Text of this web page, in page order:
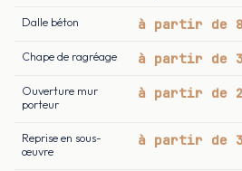
Dalle béton à partir de
Chape de ragréage à partir de
Ouverture mur
porteur
à partir de 2
Reprise en sous-
œuvre
à partir de